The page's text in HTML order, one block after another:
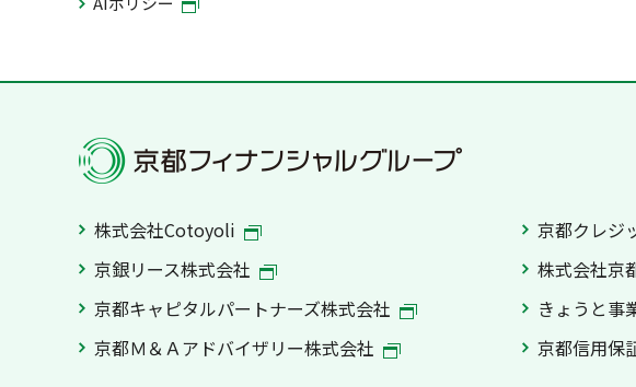
株式会社Cotoyoli 京都クレジ
京銀リース株式会社
株式会社京
京都キャピタルパートナーズ株式会社
きょうと事
京都Ｍ＆Ａアドバイザリー株式会社
京都信用保